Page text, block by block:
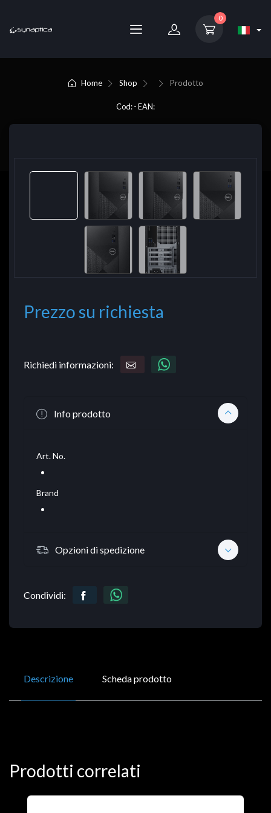
0
Home Shop Prodotto
Cod: - EAN:
Prezzo su richiesta
Richiedi informazioni:
Info prodotto
Art. No.
Brand
Opzioni di spedizione
Condividi:
Descrizione Scheda prodotto
Prodotti correlati